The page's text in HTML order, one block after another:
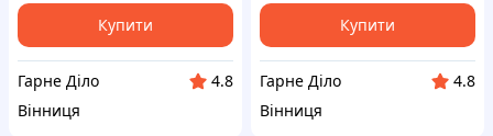
Купити
Гарне Діло
4.8
Вінниця
Купити
Гарне Діло
4.8
Вінниця